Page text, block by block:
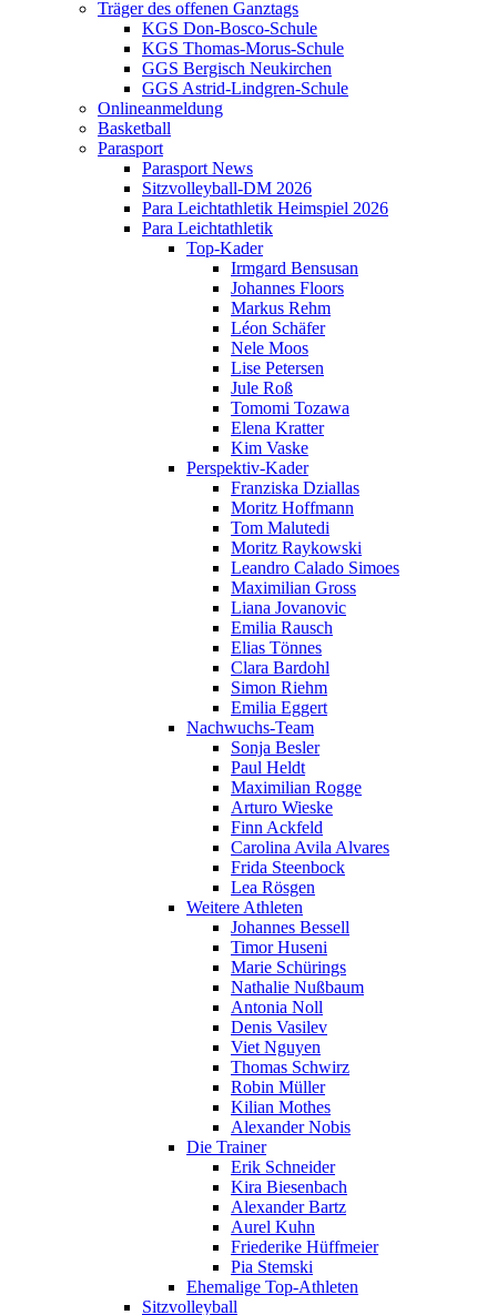
Träger des offenen Ganztags
KGS Don-Bosco-Schule
KGS Thomas-Morus-Schule
GGS Bergisch Neukirchen
GGS Astrid-Lindgren-Schule
Onlineanmeldung
Basketball
Parasport
Parasport News
Sitzvolleyball-DM 2026
Para Leichtathletik Heimspiel 2026
Para Leichtathletik
Top-Kader
Irmgard Bensusan
Johannes Floors
Markus Rehm
Léon Schäfer
Nele Moos
Lise Petersen
Jule Roß
Tomomi Tozawa
Elena Kratter
Kim Vaske
Perspektiv-Kader
Franziska Dziallas
Moritz Hoffmann
Tom Malutedi
Moritz Raykowski
Leandro Calado Simoes
Maximilian Gross
Liana Jovanovic
Emilia Rausch
Elias Tönnes
Clara Bardohl
Simon Riehm
Emilia Eggert
Nachwuchs-Team
Sonja Besler
Paul Heldt
Maximilian Rogge
Arturo Wieske
Finn Ackfeld
Carolina Avila Alvares
Frida Steenbock
Lea Rösgen
Weitere Athleten
Johannes Bessell
Timor Huseni
Marie Schürings
Nathalie Nußbaum
Antonia Noll
Denis Vasilev
Viet Nguyen
Thomas Schwirz
Robin Müller
Kilian Mothes
Alexander Nobis
Die Trainer
Erik Schneider
Kira Biesenbach
Alexander Bartz
Aurel Kuhn
Friederike Hüffmeier
Pia Stemski
Ehemalige Top-Athleten
Sitzvolleyball